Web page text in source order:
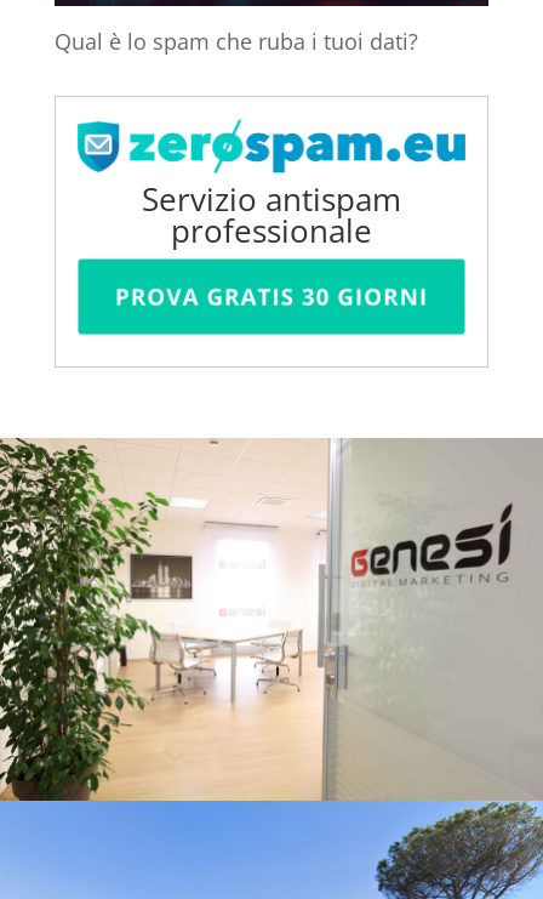
Qual è lo spam che ruba i tuoi dati?
Servizio antispam
professionale